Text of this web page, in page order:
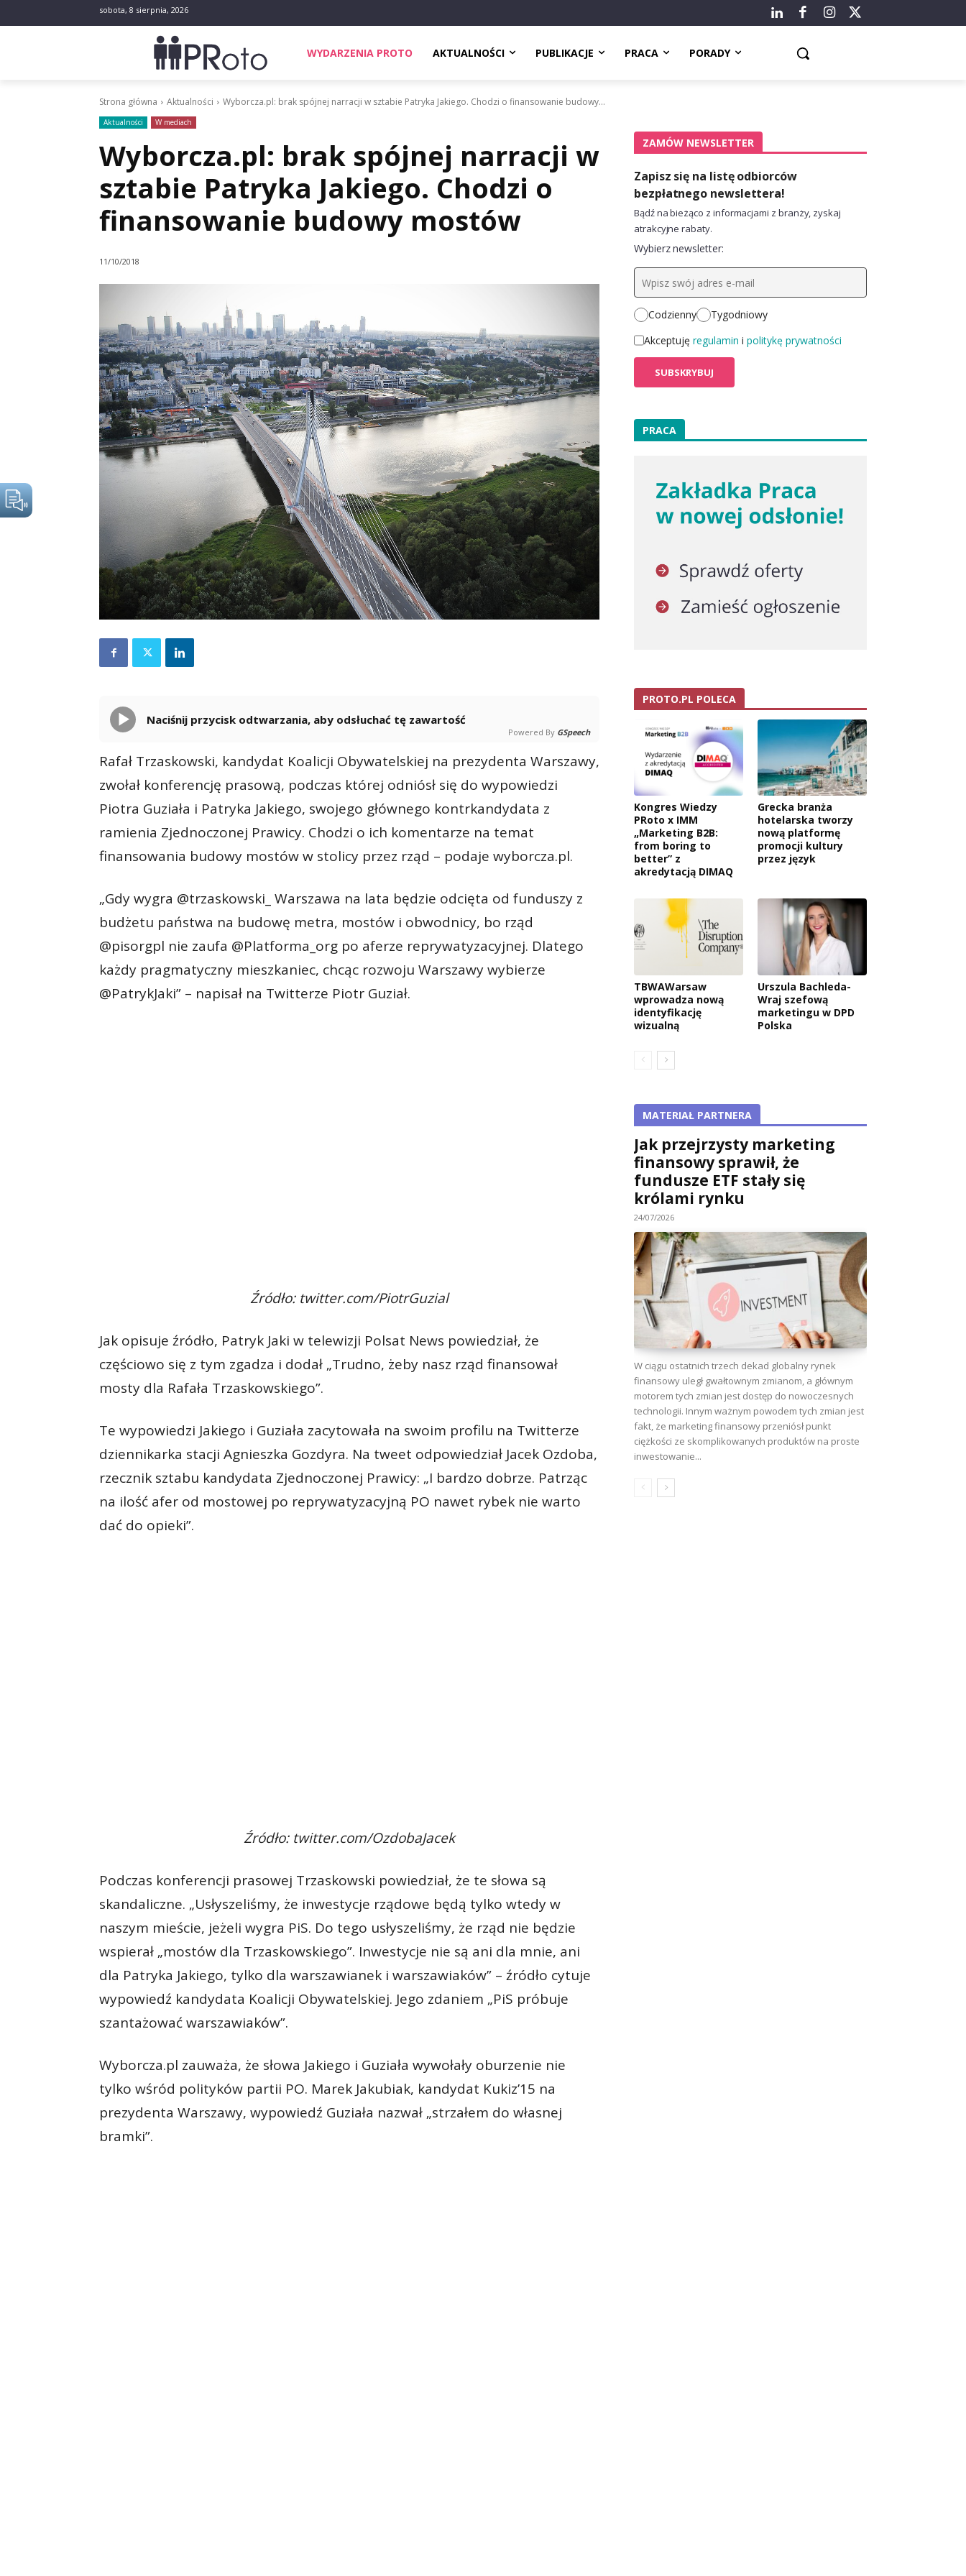
sobota, 8 sierpnia, 2026
WYDARZENIA PROTO AKTUALNOŚCI PUBLIKACJE PRACA PORADY
Strona główna Aktualności Wyborcza.pl: brak spójnej narracji w sztabie Patryka Jakiego. Chodzi o finansowanie budowy...
Aktualności W mediach
Wyborcza.pl: brak spójnej narracji w
sztabie Patryka Jakiego. Chodzi o
finansowanie budowy mostów
11/10/2018
Naciśnij przycisk odtwarzania, aby odsłuchać tę zawartość
Powered By GSpeech
Rafał Trzaskowski, kandydat Koalicji Obywatelskiej na prezydenta Warszawy,
zwołał konferencję prasową, podczas której odniósł się do wypowiedzi
Piotra Guziała i Patryka Jakiego, swojego głównego kontrkandydata z
ramienia Zjednoczonej Prawicy. Chodzi o ich komentarze na temat
finansowania budowy mostów w stolicy przez rząd – podaje wyborcza.pl.
„Gdy wygra @trzaskowski_ Warszawa na lata będzie odcięta od funduszy z
budżetu państwa na budowę metra, mostów i obwodnicy, bo rząd
@pisorgpl nie zaufa @Platforma_org po aferze reprywatyzacyjnej. Dlatego
każdy pragmatyczny mieszkaniec, chcąc rozwoju Warszawy wybierze
@PatrykJaki” – napisał na Twitterze Piotr Guział.
Źródło: twitter.com/PiotrGuzial
Jak opisuje źródło, Patryk Jaki w telewizji Polsat News powiedział, że
częściowo się z tym zgadza i dodał „Trudno, żeby nasz rząd finansował
mosty dla Rafała Trzaskowskiego”.
Te wypowiedzi Jakiego i Guziała zacytowała na swoim profilu na Twitterze
dziennikarka stacji Agnieszka Gozdyra. Na tweet odpowiedział Jacek Ozdoba,
rzecznik sztabu kandydata Zjednoczonej Prawicy: „I bardzo dobrze. Patrząc
na ilość afer od mostowej po reprywatyzacyjną PO nawet rybek nie warto
dać do opieki”.
Źródło: twitter.com/OzdobaJacek
Podczas konferencji prasowej Trzaskowski powiedział, że te słowa są
skandaliczne. „Usłyszeliśmy, że inwestycje rządowe będą tylko wtedy w
naszym mieście, jeżeli wygra PiS. Do tego usłyszeliśmy, że rząd nie będzie
wspierał „mostów dla Trzaskowskiego”. Inwestycje nie są ani dla mnie, ani
dla Patryka Jakiego, tylko dla warszawianek i warszawiaków” – źródło cytuje
wypowiedź kandydata Koalicji Obywatelskiej. Jego zdaniem „PiS próbuje
szantażować warszawiaków”.
Wyborcza.pl zauważa, że słowa Jakiego i Guziała wywołały oburzenie nie
tylko wśród polityków partii PO. Marek Jakubiak, kandydat Kukiz’15 na
prezydenta Warszawy, wypowiedź Guziała nazwał „strzałem do własnej
bramki”.
ZAMÓW NEWSLETTER
Zapisz się na listę odbiorców
bezpłatnego newslettera!
Bądź na bieżąco z informacjami z branży, zyskaj
atrakcyjne rabaty.
Wybierz newsletter:
Codzienny
Tygodniowy
Akceptuję regulamin i politykę prywatności
PRACA
PROTO.PL POLECA
Kongres Wiedzy
PRoto x IMM
„Marketing B2B:
from boring to
better” z
akredytacją DIMAQ
Grecka branża
hotelarska tworzy
nową platformę
promocji kultury
przez język
TBWAWarsaw
wprowadza nową
identyfikację
wizualną
Urszula Bachleda-
Wraj szefową
marketingu w DPD
Polska
MATERIAŁ PARTNERA
Jak przejrzysty marketing
finansowy sprawił, że
fundusze ETF stały się
królami rynku
24/07/2026
W ciągu ostatnich trzech dekad globalny rynek
finansowy uległ gwałtownym zmianom, a głównym
motorem tych zmian jest dostęp do nowoczesnych
technologii. Innym ważnym powodem tych zmian jest
fakt, że marketing finansowy przeniósł punkt
ciężkości ze skomplikowanych produktów na proste
inwestowanie...